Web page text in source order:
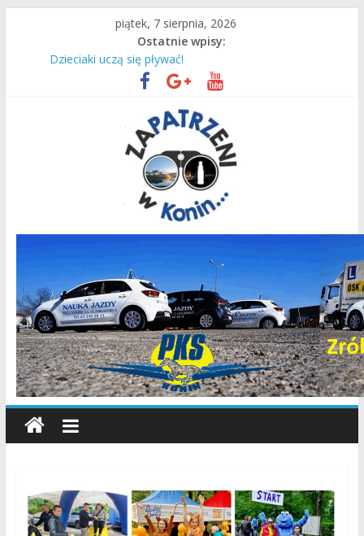
piątek, 7 sierpnia, 2026
Ostatnie wpisy:
Dzieciaki uczą się pływać!
Remont zakończony sukcesem!
Bo w Koninie fajnie jest!
Czas intensywnej pracy dla naszych ciepłowników!
Zapatrzeni
w
Konin
wiadomości,
informacje,
sport,
Konin,
Koło,
Wielkopolska,
Polska